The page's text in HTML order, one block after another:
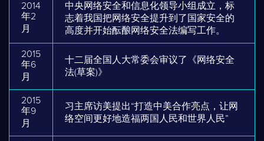
2014
年2
月
中央网络安全和信息化领导小组成立，标
志着我国把网络安全提升到了国家安全的
高度并开始酝酿网络安全法编写工作。
2015
年6
月
十二届全国人大常委会审议了《网络安全
法(草案)》
2015
年9
月
习主席访美提出“打造中美合作亮点，让网
络空间更好地造福两国人民和世界人民”